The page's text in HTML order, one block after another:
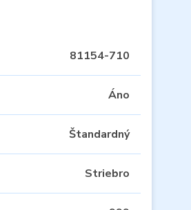
81154-710
Áno
Štandardný
Striebro